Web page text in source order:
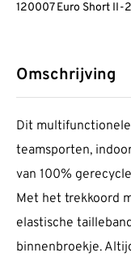
120007 Euro Short II-
Omschrijving
Dit
teamsporten,
van 100%
Met het trekkoord
elastische
binnenbroekje.